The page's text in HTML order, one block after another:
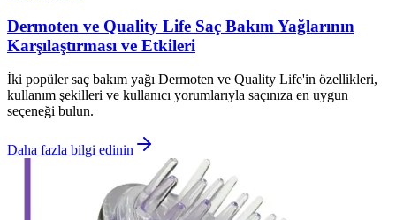
Dermoten ve Quality Life Saç Bakım Yağlarının
Karşılaştırması ve Etkileri
İki popüler saç bakım yağı Dermoten ve Quality Life'in özellikleri,
kullanım şekilleri ve kullanıcı yorumlarıyla saçınıza en uygun
seçeneği bulun.
Daha fazla bilgi edinin